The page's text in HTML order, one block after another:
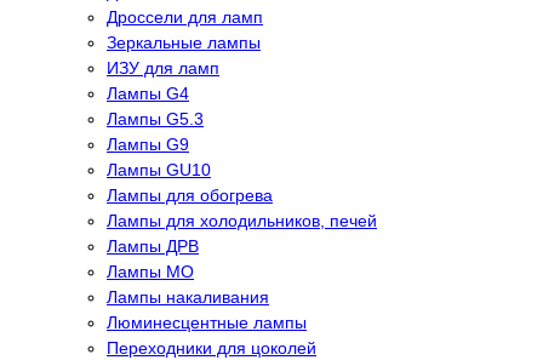
Дроссели для ламп
Зеркальные лампы
ИЗУ для ламп
Лампы G4
Лампы G5.3
Лампы G9
Лампы GU10
Лампы для обогрева
Лампы для холодильников, печей
Лампы ДРВ
Лампы МО
Лампы накаливания
Люминесцентные лампы
Переходники для цоколей